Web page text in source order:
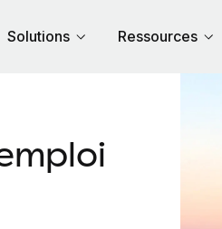
Solutions Ressources